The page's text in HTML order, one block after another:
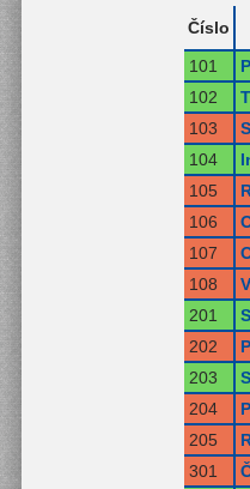
Číslo
101
102
103
104
105
106
107
108
201
202
203
204
205
301